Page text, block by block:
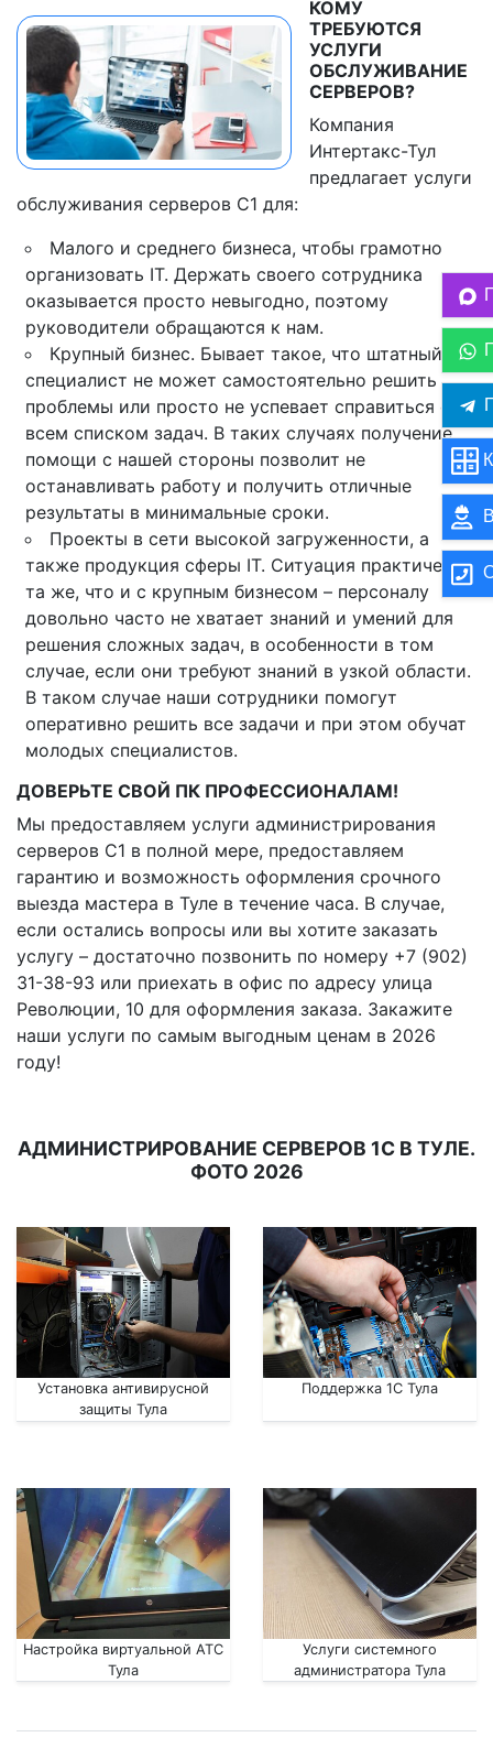
КОМУ
ТРЕБУЮТСЯ
УСЛУГИ
ОБСЛУЖИВАНИЕ
СЕРВЕРОВ?
Компания
Интертакс-Тул
предлагает услуги
обслуживания серверов С1 для:
Малого и среднего бизнеса, чтобы грамотно
организовать IT. Держать своего сотрудника
оказывается просто невыгодно, поэтому
руководители обращаются к нам.
Крупный бизнес. Бывает такое, что штатный
специалист не может самостоятельно решить
проблемы или просто не успевает справиться со
всем списком задач. В таких случаях получение
помощи с нашей стороны позволит не
останавливать работу и получить отличные
результаты в минимальные сроки.
Проекты в сети высокой загруженности, а
также продукция сферы IT. Ситуация практически
та же, что и с крупным бизнесом – персоналу
довольно часто не хватает знаний и умений для
решения сложных задач, в особенности в том
случае, если они требуют знаний в узкой области.
В таком случае наши сотрудники помогут
оперативно решить все задачи и при этом обучат
молодых специалистов.
ДОВЕРЬТЕ СВОЙ ПК ПРОФЕССИОНАЛАМ!
Мы предоставляем услуги администрирования
серверов С1 в полной мере, предоставляем
гарантию и возможность оформления срочного
выезда мастера в Туле в течение часа. В случае,
если остались вопросы или вы хотите заказать
услугу – достаточно позвонить по номеру +7 (902)
31-38-93 или приехать в офис по адресу улица
Революции, 10 для оформления заказа. Закажите
наши услуги по самым выгодным ценам в 2026
году!
АДМИНИСТРИРОВАНИЕ СЕРВЕРОВ 1С В ТУЛЕ.
ФОТО 2026
Установка антивирусной
защиты Тула
Поддержка 1С Тула
Настройка виртуальной АТС
Тула
Услуги системного
администратора Тула